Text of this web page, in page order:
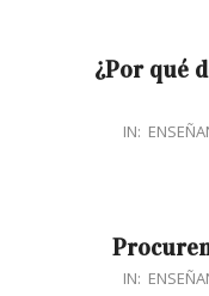
¿Por qué
IN:
IN: